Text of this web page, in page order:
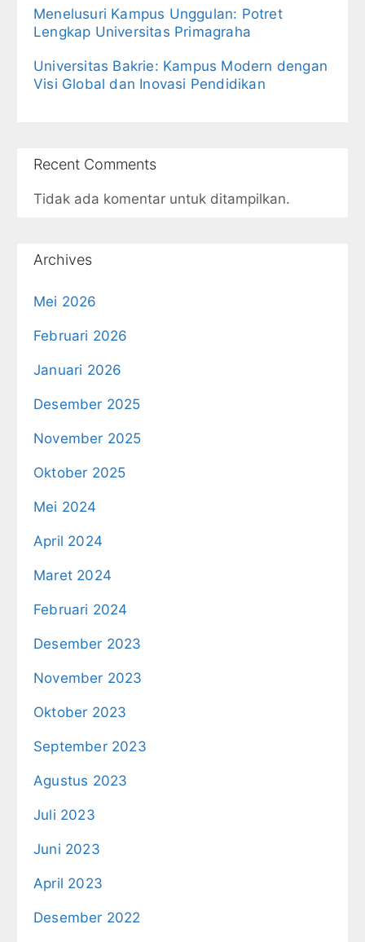
Menelusuri Kampus Unggulan: Potret
Lengkap Universitas Primagraha
Universitas Bakrie: Kampus Modern dengan
Visi Global dan Inovasi Pendidikan
Recent Comments
Tidak ada komentar untuk ditampilkan.
Archives
Mei 2026
Februari 2026
Januari 2026
Desember 2025
November 2025
Oktober 2025
Mei 2024
April 2024
Maret 2024
Februari 2024
Desember 2023
November 2023
Oktober 2023
September 2023
Agustus 2023
Juli 2023
Juni 2023
April 2023
Desember 2022